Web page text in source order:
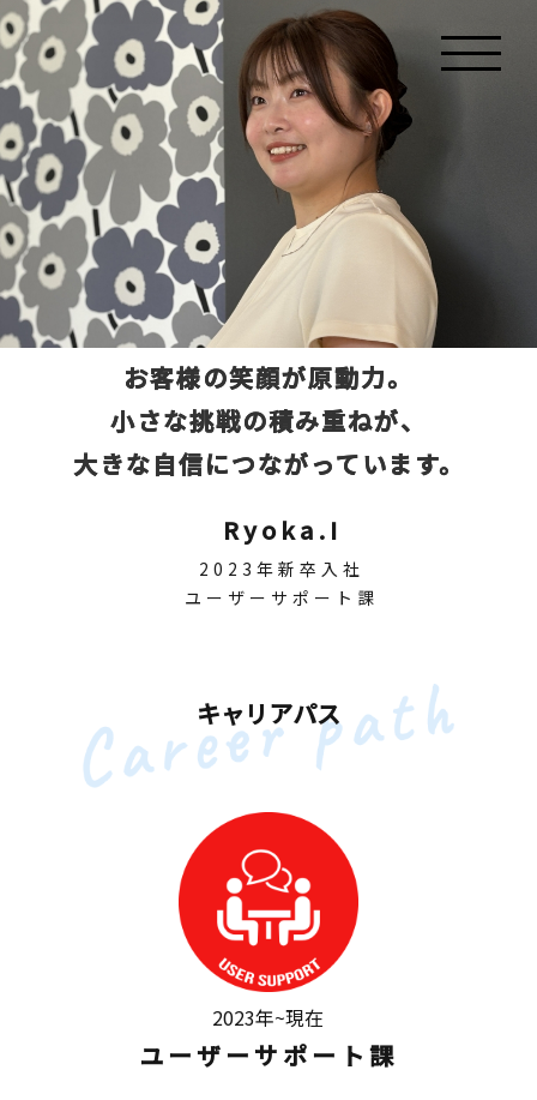
お客様の笑顔が原動力。
小さな挑戦の積み重ねが、
大きな自信につながっています。
Ryoka.I
2023年新卒入社
ユーザーサポート課
キャリアパス
2023年~現在
ユーザーサポート課